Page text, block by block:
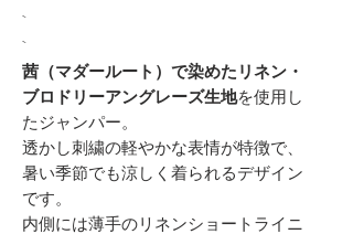
茜（マダールート）で染めたリネン・
ブロドリーアングレーズ生地を使用し
たジャンパー。
透かし刺繍の軽やかな表情が特徴で、
暑い季節でも涼しく着られるデザイン
です。
内側には薄手のリネンショートライニ